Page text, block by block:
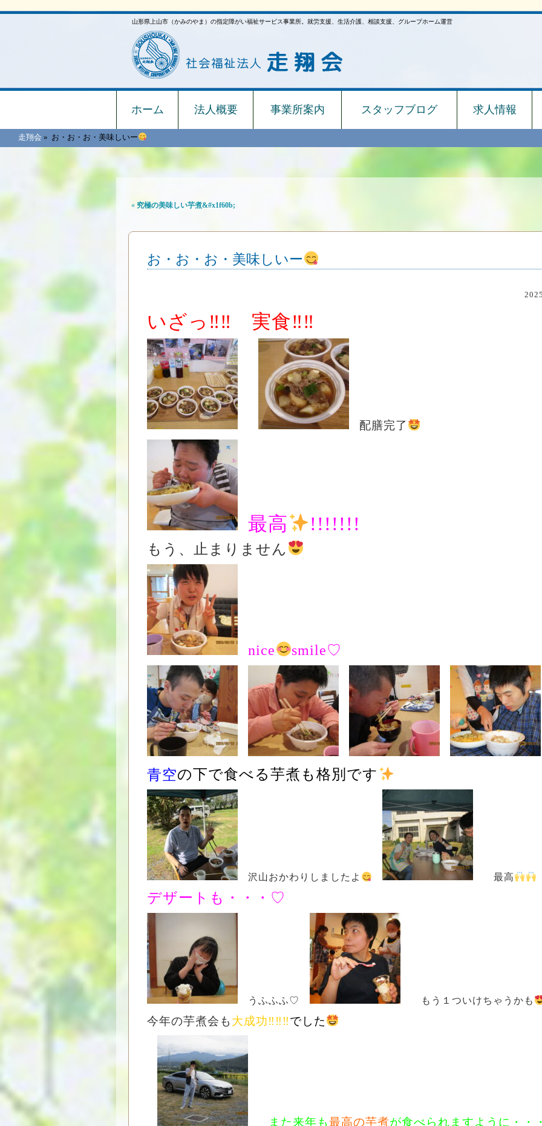
山形県上山市（かみのやま）の指定障がい福祉サービス事業所。就労支援、生活介護、相談支援、グループホーム運営
ホーム 法人概要 事業所案内 スタッフブログ 求人情報
走翔会 » お・お・お・美味しいー
« 究極の美味しい芋煮&#x1f60b;
お・お・お・美味しいー
いざっ‼‼ 実食‼‼
配膳完了
最高 !!!!!!!
もう、止まりません
nice smile♡
青空の下で食べる芋煮も格別です
沢山おかわりしましたよ 最高
デザートも・・・♡
うふふふ♡ もう１ついけちゃうかも
今年の芋煮会も 大成功‼‼‼でした
また来年も最高の芋煮が食べられますように・・